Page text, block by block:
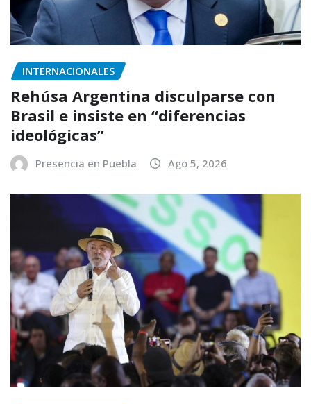
INTERNACIONALES
Rehúsa Argentina disculparse con
Brasil e insiste en “diferencias
ideológicas”
Presencia en Puebla Ago 5, 2026